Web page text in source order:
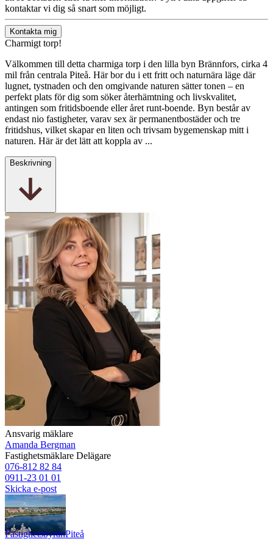
kontaktar vi dig så snart som möjligt.
Kontakta mig
Charmigt torp!
Välkommen till detta charmiga torp i den lilla byn Brännfors, cirka 4
mil från centrala Piteå. Här bor du i ett fritt och naturnära läge där
lugnet, tystnaden och den omgivande naturen sätter tonen – en
perfekt plats för dig som söker återhämtning och livskvalitet,
antingen som fritidsboende eller året runt-boende. Byn består av
endast nio fastigheter, varav sex är permanentbostäder och tre
fritidshus, vilket skapar en liten och trivsam bygemenskap mitt i
naturen. Här är det lätt att koppla av ...
Beskrivning
Ansvarig mäklare
Amanda Bergman
Fastighetsmäklare Delägare
076-812 82 84
0911-23 01 01
Skicka e-post
FastighetsbyrånPiteå